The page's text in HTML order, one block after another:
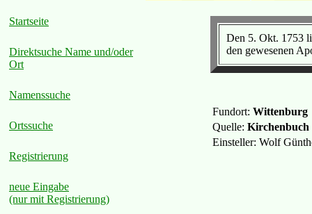
Startseite
Direktsuche Name und/oder
Ort
Namenssuche
Ortssuche
Registrierung
neue Eingabe
(nur mit Registrierung)
Den 5. Okt. 1753
den gewesenen
Fundort: Wittenburg
Quelle: Kirchenbuch
Einsteller: Wolf